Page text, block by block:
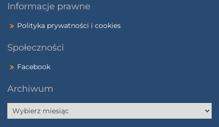
Informacje prawne
Polityka prywatności i cookies
Społeczności
Facebook
Archiwum